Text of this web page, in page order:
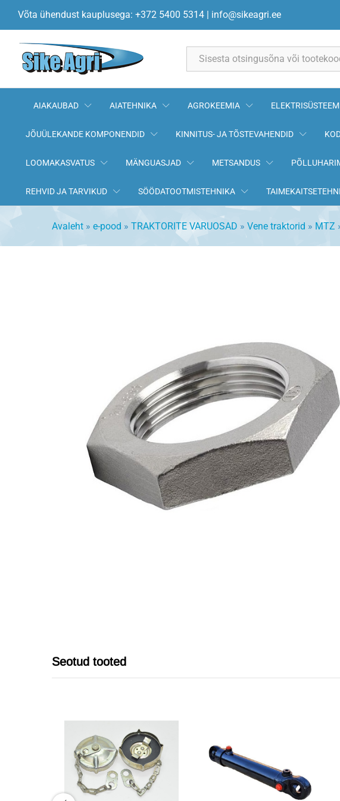
Võta ühendust kauplusega: +372 5400 5314 | info@sikeagri.ee
AIAKAUBAD AIATEHNIKA AGROKEEMIA
JÕUÜLEKANDE KOMPONENDID KINNITUS- JA TÕSTEVAHENDID
LOOMAKASVATUS MÄNGUASJAD METSANDUS
REHVID JA TARVIKUD SÖÖDATOOTMISTEHNIKA
Avaleht » e-pood » TRAKTORITE VARUOSAD » Vene traktorid » MTZ
Seotud tooted
Roolivarda mutter (parem) A35.32.012